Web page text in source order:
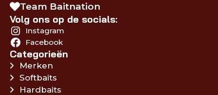
Team Baitnation
Volg ons op de socials:
Instagram
Facebook
Categorieën
Merken
Softbaits
Hardbaits